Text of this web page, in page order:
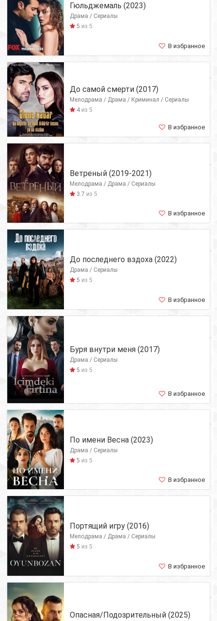
Гюльджемаль (2023)
Драма / Сериалы
5 из 5
В избранное
До самой смерти (2017)
Мелодрама / Драма / Криминал / Сериалы
4 из 5
В избранное
Ветреный (2019-2021)
Мелодрама / Драма / Сериалы
3.7 из 5
В избранное
До последнего вздоха (2022)
Драма / Сериалы
5 из 5
В избранное
Буря внутри меня (2017)
Драма / Сериалы
5 из 5
В избранное
По имени Весна (2023)
Драма / Сериалы
5 из 5
В избранное
Портящий игру (2016)
Мелодрама / Драма / Сериалы
5 из 5
В избранное
Опасная/Подозрительный (2025)